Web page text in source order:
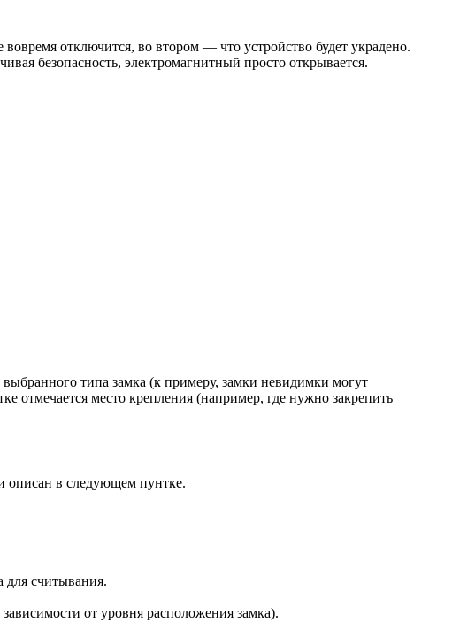
отключится, во втором — что устройство будет украдено.
безопасность, электромагнитный просто открывается.
выбранного типа замка (к примеру, замки невидимки могут
отмечается место крепления (например, где нужно закрепить
описан в следующем пунтке.
для считывания.
от уровня расположения замка).